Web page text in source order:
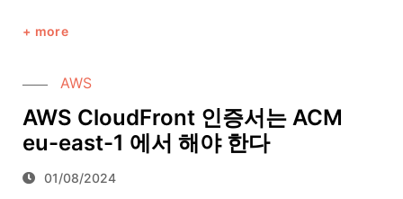
more
AWS
AWS CloudFront 인증서는 ACM
eu-east-1 에서 해야 한다
01/08/2024